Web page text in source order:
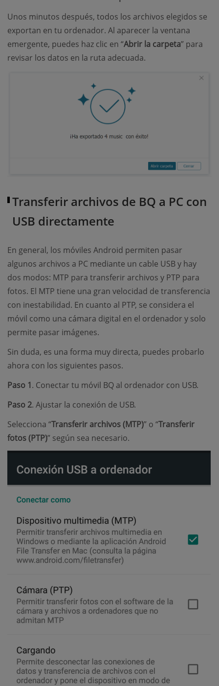
Unos minutos después, todos los archivos elegidos se
exportan en tu ordenador. Al aparecer la ventana
emergente, puedes haz clic en “Abrir la carpeta” para
revisar los datos en la ruta adecuada.
Transferir archivos de BQ a PC con
USB directamente
En general, los móviles Android permiten pasar
algunos archivos a PC mediante un cable USB y hay
dos modos: MTP para transferir archivos y PTP para
fotos. El MTP tiene una gran velocidad de transferencia
con inestabilidad. En cuanto al PTP, se considera el
móvil como una cámara digital en el ordenador y solo
permite pasar imágenes.
Sin duda, es una forma muy directa, puedes probarlo
ahora con los siguientes pasos.
Paso 1. Conectar tu móvil BQ al ordenador con USB.
Paso 2. Ajustar la conexión de USB.
Selecciona “Transferir archivos (MTP)” o “Transferir
fotos (PTP)” según sea necesario.